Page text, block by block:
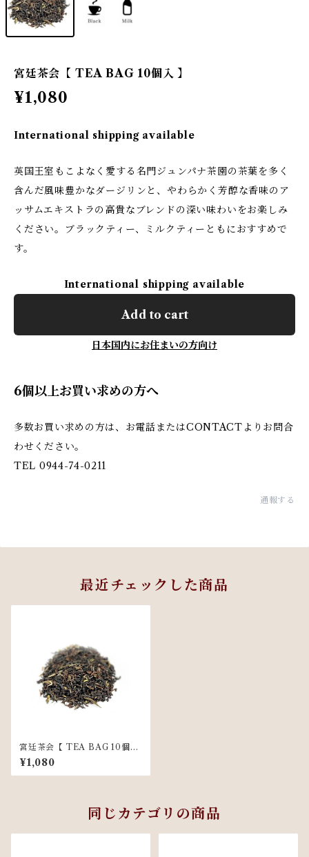
宮廷茶会【 TEA BAG 10個入 】
¥1,080
International shipping available
英国王室もこよなく愛する名門ジュンパナ茶園の茶葉を多く
含んだ風味豊かなダージリンと、やわらかく芳醇な香味のア
ッサムエキストラの高貴なブレンドの深い味わいをお楽しみ
ください。ブラックティー、ミルクティーともにおすすめで
す。
International shipping available
Add to cart
日本国内にお住まいの方向け
6個以上お買い求めの方へ
多数お買い求めの方は、お電話またはCONTACTよりお問合
わせください。
TEL 0944-74-0211
通報する
最近チェックした商品
宮廷茶会【 TEA BAG 10個入
】
¥1,080
同じカテゴリの商品